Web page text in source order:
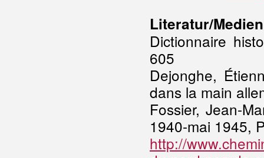
Literatur/Medien
Dictionnaire
605
Dejonghe,
dans la main
Fossier, Jean-
1940-mai 1945,
http://